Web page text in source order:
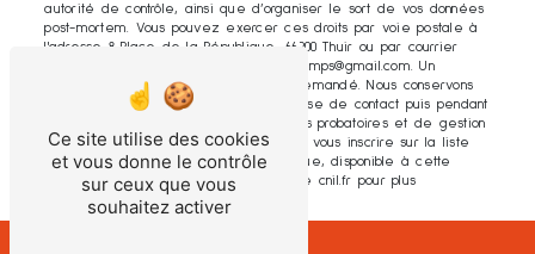
autorité de contrôle, ainsi que d’organiser le sort de vos données
post-mortem. Vous pouvez exercer ces droits par voie postale à
l'adresse 8 Place de la République, 66300 Thuir ou par courrier
électronique à l'adresse lessaveursdutemps@gmail.com. Un
justificatif d'identité pourra vous être demandé. Nous conservons
vos données pendant la période de prise de contact puis pendant
la durée de prescription légale aux fins probatoires et de gestion
des contentieux. Vous avez le droit de vous inscrire sur la liste
d'opposition au démarchage téléphonique, disponible à cette
adresse:Bloctel.gouv.fr . Consultez le site cnil.fr pour plus
d’informations sur vos droits.
Ce site utilise des cookies
et vous donne le contrôle
sur ceux que vous
souhaitez activer